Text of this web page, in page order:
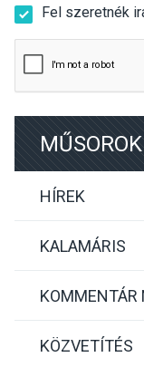
Fel szeretnék
MŰSOROK
HÍREK
KALAMÁRIS
KOMMENTÁR
KÖZVETÍTÉS